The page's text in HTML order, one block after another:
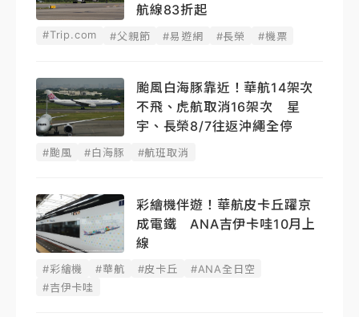
航線83折起
#Trip.com #父親節 #易遊網 #長榮 #機票
颱風白海豚靠近！華航14架次
不飛、虎航取消16架次 星
宇、長榮8/7往返沖繩全停
#颱風 #白海豚 #航班取消
彩繪機伴遊！華航皮卡丘躍京
成電鐵 ANA吉伊卡哇10月上
線
#彩繪機 #華航 #皮卡丘
#ANA全日空
#吉伊卡哇